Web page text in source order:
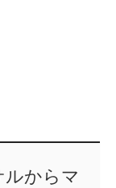
からマ